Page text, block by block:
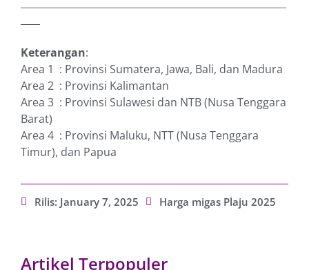
Keterangan:
Area 1 : Provinsi Sumatera, Jawa, Bali, dan Madura
Area 2 : Provinsi Kalimantan
Area 3 : Provinsi Sulawesi dan NTB (Nusa Tenggara
Barat)
Area 4 : Provinsi Maluku, NTT (Nusa Tenggara
Timur), dan Papua
Rilis: January 7, 2025 Harga migas Plaju 2025
Artikel Terpopuler